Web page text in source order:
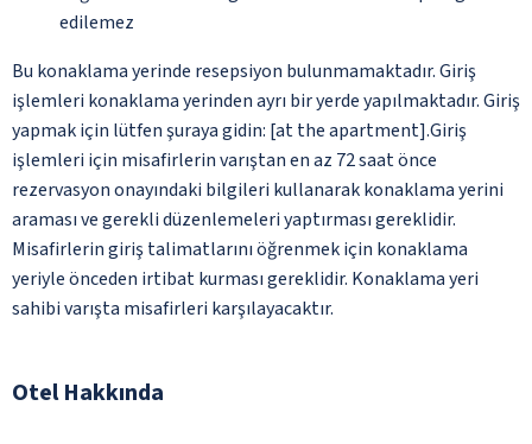
edilemez
Bu konaklama yerinde resepsiyon bulunmamaktadır. Giriş
işlemleri konaklama yerinden ayrı bir yerde yapılmaktadır. Giriş
yapmak için lütfen şuraya gidin: [at the apartment].Giriş
işlemleri için misafirlerin varıştan en az 72 saat önce
rezervasyon onayındaki bilgileri kullanarak konaklama yerini
araması ve gerekli düzenlemeleri yaptırması gereklidir.
Misafirlerin giriş talimatlarını öğrenmek için konaklama
yeriyle önceden irtibat kurması gereklidir. Konaklama yeri
sahibi varışta misafirleri karşılayacaktır.
Otel Hakkında